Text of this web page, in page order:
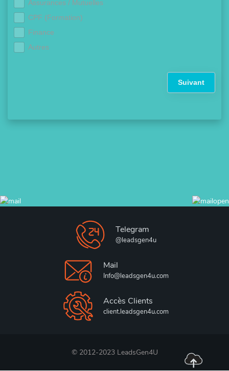
Assurances / Mutuelles
CPF (Formation)
Finance
Autres
Suivant
Telegram
@leadsgen4u
Mail
Info@leadsgen4u.com
Accès Clients
client.leadsgen4u.com
© 2012-2023 LeadsGen4U